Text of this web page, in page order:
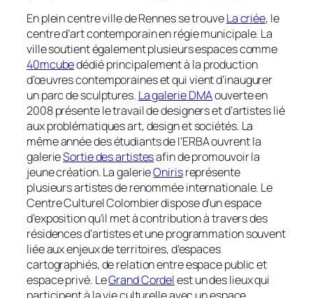
En plein centre ville de Rennes se trouveLa criée, le
centre d’art contemporain en régie municipale. La
ville soutient également plusieurs espaces comme
40mcubedédié principalement à la production
d’œuvres contemporaines et qui vient d’inaugurer
un parc de sculptures. La galerie DMAouverte en
2008 présente le travail de designers et d’artistes lié
aux problématiques art, design et sociétés. La
même année des étudiants de l’ERBA ouvrent la
galerieSortie des artistesafin de promouvoir la
jeune création. La galerieOnirisreprésente
plusieurs artistes de renommée internationale. Le
Centre Culturel Colombier dispose d’un espace
d’exposition qu’il met à contribution à travers des
résidences d’artistes et une programmation souvent
liée aux enjeux de territoires, d’espaces
cartographiés, de relation entre espace public et
espace privé. LeGrand Cordelest un des lieux qui
participent à la vie culturelle avec un espace